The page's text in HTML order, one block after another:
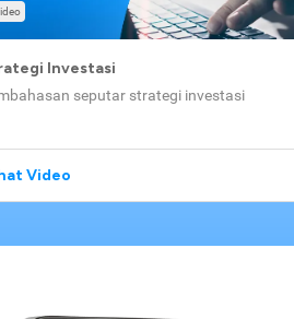
Investasi
seputar strategi investasi
Video